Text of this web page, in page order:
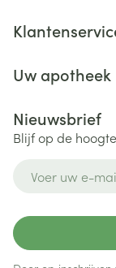
Uw apotheek
Nieuwsbrief
Blijf op de